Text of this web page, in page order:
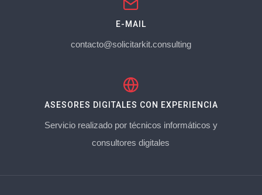
E-MAIL
contacto@solicitarkit.consulting
ASESORES DIGITALES CON EXPERIENCIA
Servicio realizado por técnicos informáticos y
consultores digitales